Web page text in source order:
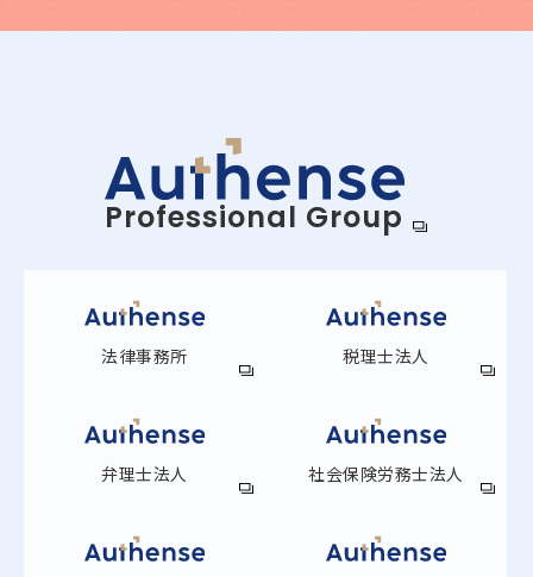
Professional Group
法律事務所 税理士法人
弁理士法人 社会保険労務士法人